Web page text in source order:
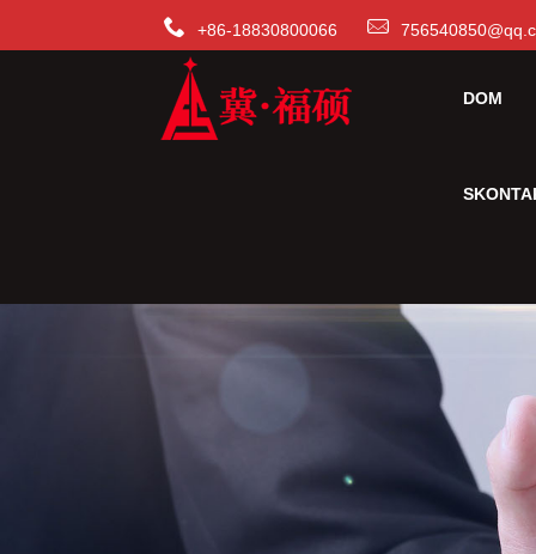
+86-18830800066
DOM